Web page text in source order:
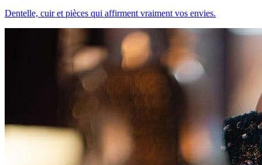
Dentelle, cuir et pièces qui affirment vraiment vos envies.